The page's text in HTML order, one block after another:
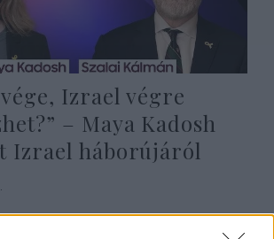
Izrael végre
– Maya Kadosh
Izrael háborújáról